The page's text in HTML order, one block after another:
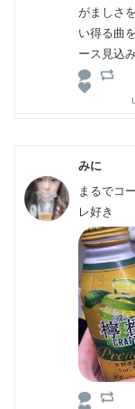
がましさ
い得る曲
ース見込
みに
まるでコ
レ好き